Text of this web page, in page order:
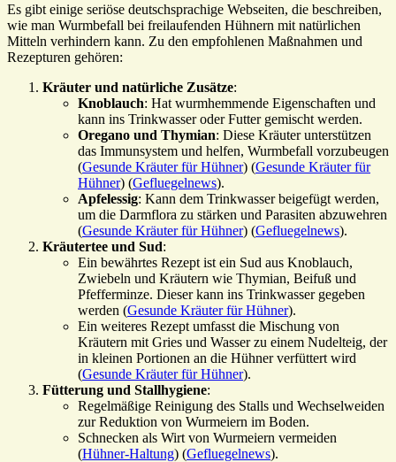
Es gibt einige seriöse deutschsprachige Webseiten, die beschreiben,
wie man Wurmbefall bei freilaufenden Hühnern mit natürlichen
Mitteln verhindern kann. Zu den empfohlenen Maßnahmen und
Rezepturen gehören:
Kräuter und natürliche Zusätze:
Knoblauch: Hat wurmhemmende Eigenschaften und
kann ins Trinkwasser oder Futter gemischt werden.
Oregano und Thymian: Diese Kräuter unterstützen
das Immunsystem und helfen, Wurmbefall vorzubeugen​
(Gesunde Kräuter für Hühner)​​ (Gesunde Kräuter für
Hühner)​​ (Gefluegelnews)​.
Apfelessig: Kann dem Trinkwasser beigefügt werden,
um die Darmflora zu stärken und Parasiten abzuwehren​
(Gesunde Kräuter für Hühner)​​ (Gefluegelnews)​.
Kräutertee und Sud:
Ein bewährtes Rezept ist ein Sud aus Knoblauch,
Zwiebeln und Kräutern wie Thymian, Beifuß und
Pfefferminze. Dieser kann ins Trinkwasser gegeben
werden​ (Gesunde Kräuter für Hühner)​.
Ein weiteres Rezept umfasst die Mischung von
Kräutern mit Gries und Wasser zu einem Nudelteig, der
in kleinen Portionen an die Hühner verfüttert wird​
(Gesunde Kräuter für Hühner)​.
Fütterung und Stallhygiene:
Regelmäßige Reinigung des Stalls und Wechselweiden
zur Reduktion von Wurmeiern im Boden.
Schnecken als Wirt von Wurmeiern vermeiden​
(Hühner-Haltung)​​ (Gefluegelnews)​.